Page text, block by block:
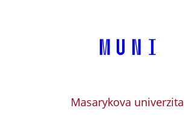
Masarykova univerzita